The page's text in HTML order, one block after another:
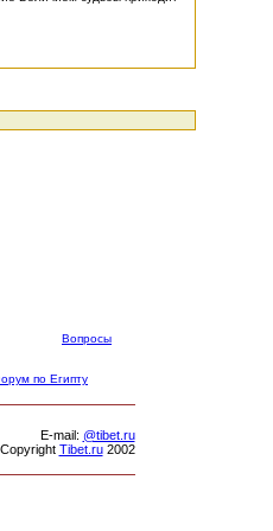
Вопросы
по Египту
Е-mail: @tibet.ru
Copyright Tibet.ru2002